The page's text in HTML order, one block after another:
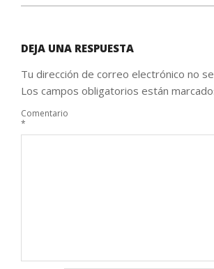
DEJA UNA RESPUESTA
Tu dirección de correo electrónico no
Los campos obligatorios están
Comentario
*